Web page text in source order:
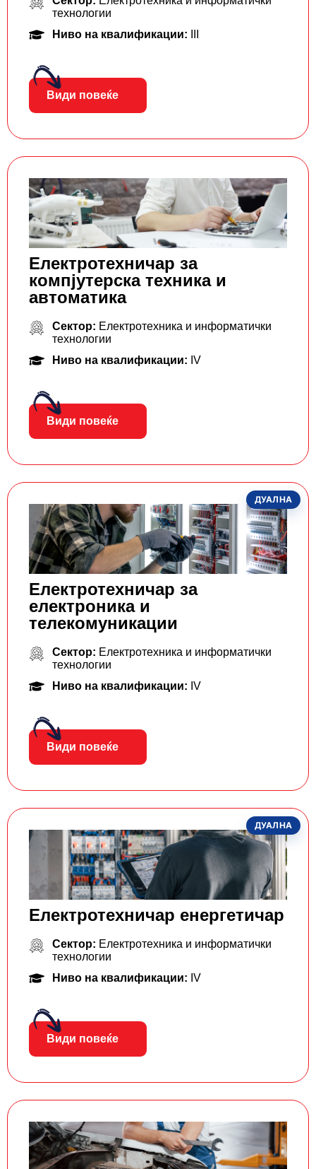
технологии
Ниво на квалификации:
Види повеќе
Електротехничар за
компјутерска техника и
автоматика
Сектор: Електротехника и информатички
технологии
Ниво на квалификации: IV
Види повеќе
ДУАЛНА
Електротехничар за
електроника и
телекомуникации
Сектор: Електротехника и информатички
технологии
Ниво на квалификации: IV
Види повеќе
ДУАЛНА
Електротехничар енергетичар
Сектор: Електротехника и информатички
технологии
Ниво на квалификации: IV
Види повеќе